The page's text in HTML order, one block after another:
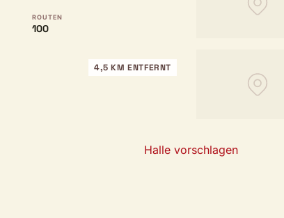
ROUTEN
100
4,5 KM ENTFERNT
Halle vorschlagen